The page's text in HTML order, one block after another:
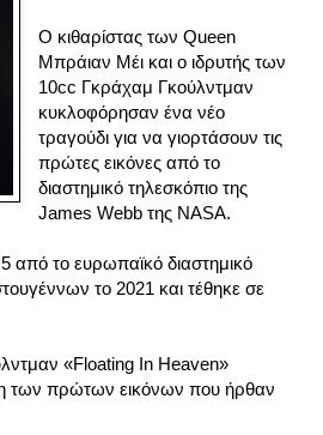
Ο κιθαρίστας των Queen
Μπράιαν Μέι και ο ιδρυτής των
10cc Γκράχαμ Γκούλντμαν
κυκλοφόρησαν ένα νέο
τραγούδι για να γιορτάσουν τις
πρώτες εικόνες από το
διαστημικό τηλεσκόπιο της
James Webb της NASA.
από το ευρωπαϊκό διαστημικό
το 2021 και τέθηκε σε
«Floating In Heaven»
των πρώτων εικόνων που ήρθαν